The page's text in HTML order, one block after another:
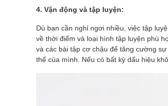
4. Vận động và tập luyện:
Dù bạn cần nghỉ ngơi nhiều, việc tập
về thời điểm và loại hình tập luyện phù
và các bài tập cơ chậu để tăng cường
thể của mình. Nếu có bất kỳ dấu hiệu